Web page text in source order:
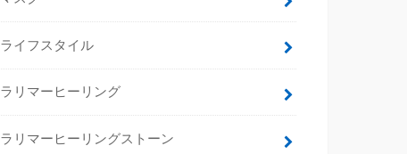
ライフスタイル
ラリマーヒーリング
ラリマーヒーリングストーン